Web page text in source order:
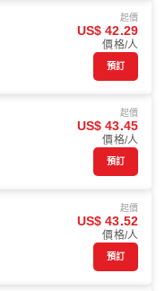
起價
US$ 42.29
價格/人
預訂
起價
US$ 43.45
價格/人
預訂
起價
US$ 43.52
價格/人
預訂